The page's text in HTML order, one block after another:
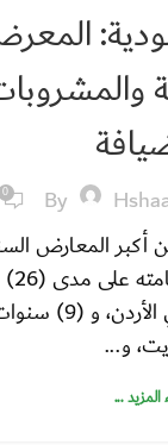
By
0
المعارض
في لبنان، 6 سنوات في
و...
المزيد ...